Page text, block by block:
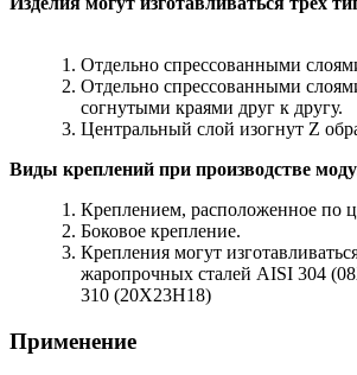
Отдельно спрессованными
Отдельно спрессованными
согнутыми краями друг к другу.
Центральный слой изогнут Z
Виды креплений при производстве
Креплением, расположенное по
Боковое крепление.
Крепления могут
жаропрочных сталей AISI 304
310 (20Х23Н18)
Применение